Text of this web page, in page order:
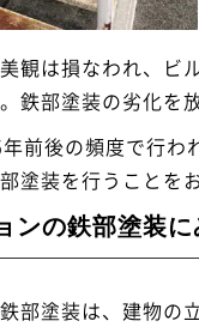
観は損なわれ、ビ
鉄部塗装の劣化を
前後の頻度で行わ
塗装を行うことを
ンの鉄部塗装
部塗装は、建物の